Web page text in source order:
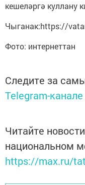
кешеләргә куллану
Чыганак:https://
Фото: интернеттан
Следите за
Telegram-канале
Читайте
национальном
https://max.ru/